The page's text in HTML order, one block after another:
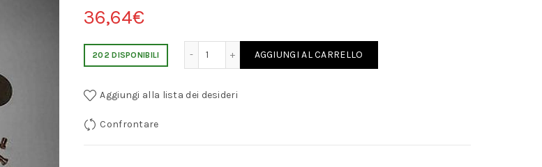
36,64€
202 DISPONIBILI
DELLORTO FZD 30-24 SERVICE KIT quantity
AGGIUNGI AL CARRELLO
Aggiungi alla lista dei desideri
Confrontare